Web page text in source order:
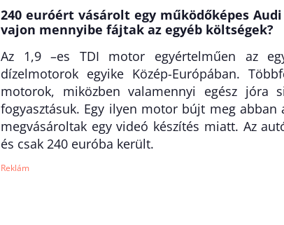
240 euróért vásárolt egy működőképes
vajon mennyibe fájtak az egyéb költségek?
Az 1,9 –es TDI motor egyértelműen az
dízelmotorok egyike Közép-Európában.
motorok, miközben valamennyi egész jóra
fogyasztásuk. Egy ilyen motor bújt meg
megvásároltak egy videó készítés miatt. Az
és csak 240 euróba került.
Reklám